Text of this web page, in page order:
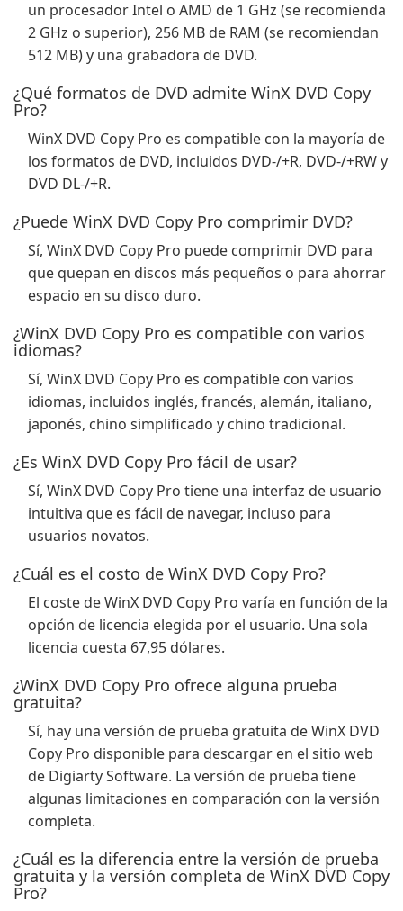
un procesador Intel o AMD de 1 GHz (se recomienda
2 GHz o superior), 256 MB de RAM (se recomiendan
512 MB) y una grabadora de DVD.
¿Qué formatos de DVD admite WinX DVD Copy
Pro?
WinX DVD Copy Pro es compatible con la mayoría de
los formatos de DVD, incluidos DVD-/+R, DVD-/+RW y
DVD DL-/+R.
¿Puede WinX DVD Copy Pro comprimir DVD?
Sí, WinX DVD Copy Pro puede comprimir DVD para
que quepan en discos más pequeños o para ahorrar
espacio en su disco duro.
¿WinX DVD Copy Pro es compatible con varios
idiomas?
Sí, WinX DVD Copy Pro es compatible con varios
idiomas, incluidos inglés, francés, alemán, italiano,
japonés, chino simplificado y chino tradicional.
¿Es WinX DVD Copy Pro fácil de usar?
Sí, WinX DVD Copy Pro tiene una interfaz de usuario
intuitiva que es fácil de navegar, incluso para
usuarios novatos.
¿Cuál es el costo de WinX DVD Copy Pro?
El coste de WinX DVD Copy Pro varía en función de la
opción de licencia elegida por el usuario. Una sola
licencia cuesta 67,95 dólares.
¿WinX DVD Copy Pro ofrece alguna prueba
gratuita?
Sí, hay una versión de prueba gratuita de WinX DVD
Copy Pro disponible para descargar en el sitio web
de Digiarty Software. La versión de prueba tiene
algunas limitaciones en comparación con la versión
completa.
¿Cuál es la diferencia entre la versión de prueba
gratuita y la versión completa de WinX DVD Copy
Pro?